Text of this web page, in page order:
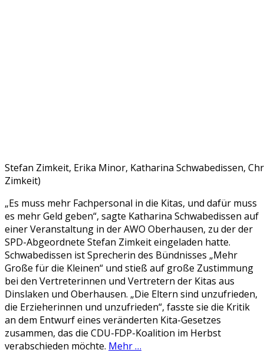
Stefan Zimkeit, Erika Minor, Katharina Schwabedissen,
Zimkeit)
„Es muss mehr Fachpersonal in die Kitas, und dafür muss
es mehr Geld geben“, sagte Katharina Schwabedissen auf
einer Veranstaltung in der AWO Oberhausen, zu der der
SPD-Abgeordnete Stefan Zimkeit eingeladen hatte.
Schwabedissen ist Sprecherin des Bündnisses „Mehr
Große für die Kleinen“ und stieß auf große Zustimmung
bei den Vertreterinnen und Vertretern der Kitas aus
Dinslaken und Oberhausen. „Die Eltern sind unzufrieden,
die Erzieherinnen und unzufrieden“, fasste sie die Kritik
an dem Entwurf eines veränderten Kita-Gesetzes
zusammen, das die CDU-FDP-Koalition im Herbst
verabschieden möchte. Mehr …